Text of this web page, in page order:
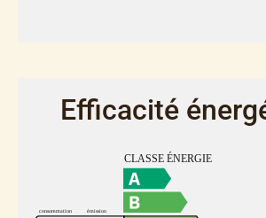
Efficacité